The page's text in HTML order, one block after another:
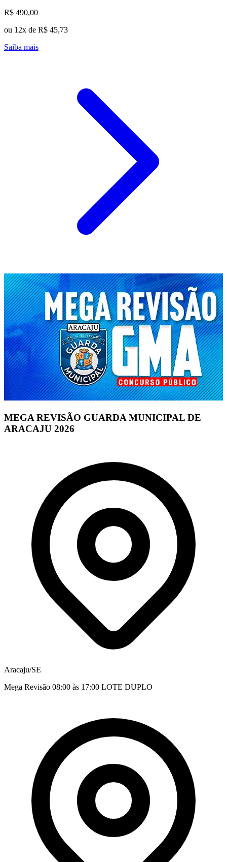
R$ 490,00
ou 12x de R$ 45,73
Saiba mais
MEGA REVISÃO GUARDA MUNICIPAL DE
ARACAJU 2026
Aracaju/SE
Mega Revisão 08:00 às 17:00 LOTE DUPLO